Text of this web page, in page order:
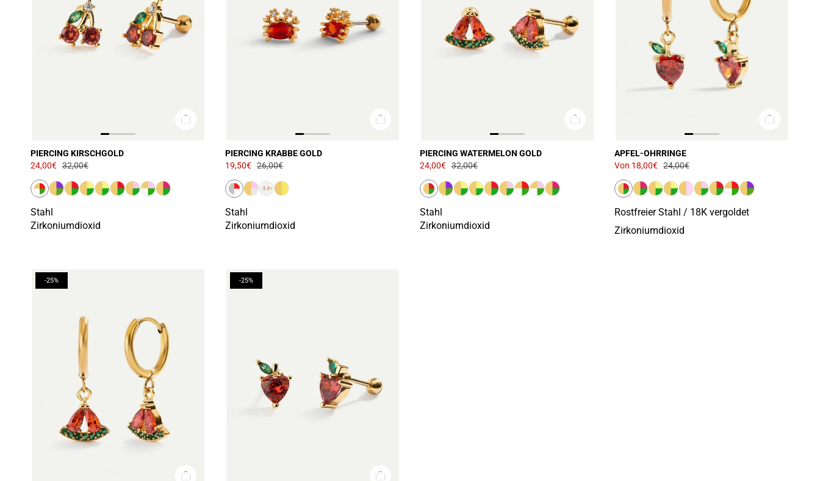
PIERCING KIRSCHGOLD
24,00€ 32,00€
Stahl
Zirkoniumdioxid
PIERCING KRABBE GOLD
19,50€ 26,00€
Stahl
Zirkoniumdioxid
PIERCING WATERMELON GOLD
24,00€ 32,00€
Stahl
Zirkoniumdioxid
APFEL-OHRRINGE
Von 18,00€ 24,00€
Rostfreier Stahl / 18K vergoldet
Zirkoniumdioxid
-25% -25%